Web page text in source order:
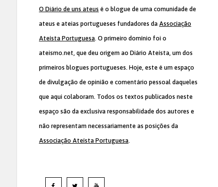
O Diário de uns ateus é o blogue de uma comunidade de
ateus e ateias portugueses fundadores da Associação
Ateísta Portuguesa. O primeiro domínio foi o
ateismo.net, que deu origem ao Diário Ateísta, um dos
primeiros blogues portugueses. Hoje, este é um espaço
de divulgação de opinião e comentário pessoal daqueles
que aqui colaboram. Todos os textos publicados neste
espaço são da exclusiva responsabilidade dos autores e
não representam necessariamente as posições da
Associação Ateísta Portuguesa.